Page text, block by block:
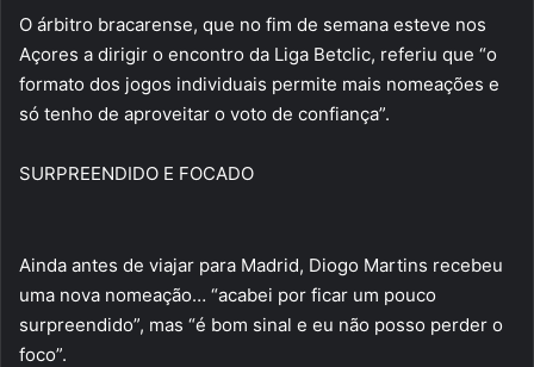
O árbitro bracarense, que no fim de semana esteve nos
Açores a dirigir o encontro da Liga Betclic, referiu que “o
formato dos jogos individuais permite mais nomeações e
só tenho de aproveitar o voto de confiança”.
SURPREENDIDO E FOCADO
Ainda antes de viajar para Madrid, Diogo Martins recebeu
uma nova nomeação… “acabei por ficar um pouco
surpreendido”, mas “é bom sinal e eu não posso perder o
foco”.